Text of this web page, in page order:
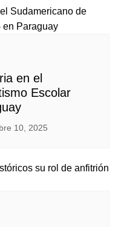
en el
Escolar
10, 2025